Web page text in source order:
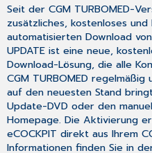
Änderung
der
Namensgebung
des
Johnson
+
Johnson
Impfstoffs
in
[Jcovden]
Seit derCGM TURBOMED-
zusätzliches,kostenloses
automatisierten Download
UPDATE ist eine neue,
Download-Lösung, die alle
CGM TURBOMED
auf den neuesten Stand
Update-DVD oder den
Homepage. Die Aktivierung
eCOCKPIT direkt aus Ihrem
Informationen finden Sie in